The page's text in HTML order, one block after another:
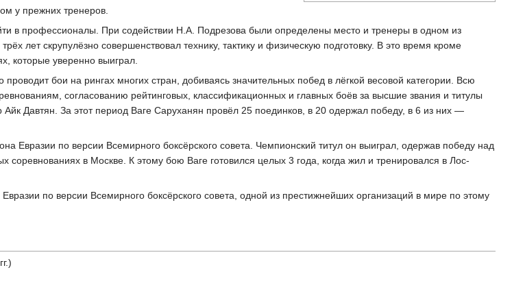
у прежних тренеров.
в профессионалы. При содействии Н.А. Подрезова были определены место и тренеры в одном из
лет скрупулёзно совершенствовал технику, тактику и физическую подготовку. В это время кроме
которые уверенно выиграл.
бои на рингах многих стран, добиваясь значительных побед в лёгкой весовой категории. Всю
согласованию рейтинговых, классификационных и главных боёв за высшие звания и титулы
Давтян. За этот период Ваге Саруханян провёл 25 поединков, в 20 одержал победу, в 6 из них —
Евразии по версии Всемирного боксёрского совета. Чемпионский титул он выиграл, одержав победу над
в Москве. К этому бою Ваге готовился целых 3 года, когда жил и тренировался в Лос-
по версии Всемирного боксёрского совета, одной из престижнейших организаций в мире по этому